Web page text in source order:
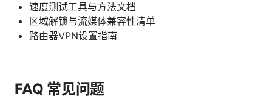
速度测试工具与方法文档
区域解锁与流媒体兼容性清单
路由器VPN设置指南
FAQ 常见问题